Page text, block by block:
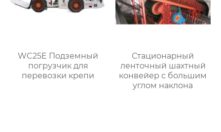
WC25E Подземный
погрузчик для
перевозки крепи
Стационарный
ленточный шахтный
конвейер с большим
углом наклона